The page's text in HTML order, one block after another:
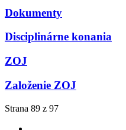
Dokumenty
Disciplinárne konania
ZOJ
Založenie ZOJ
Strana 89 z 97